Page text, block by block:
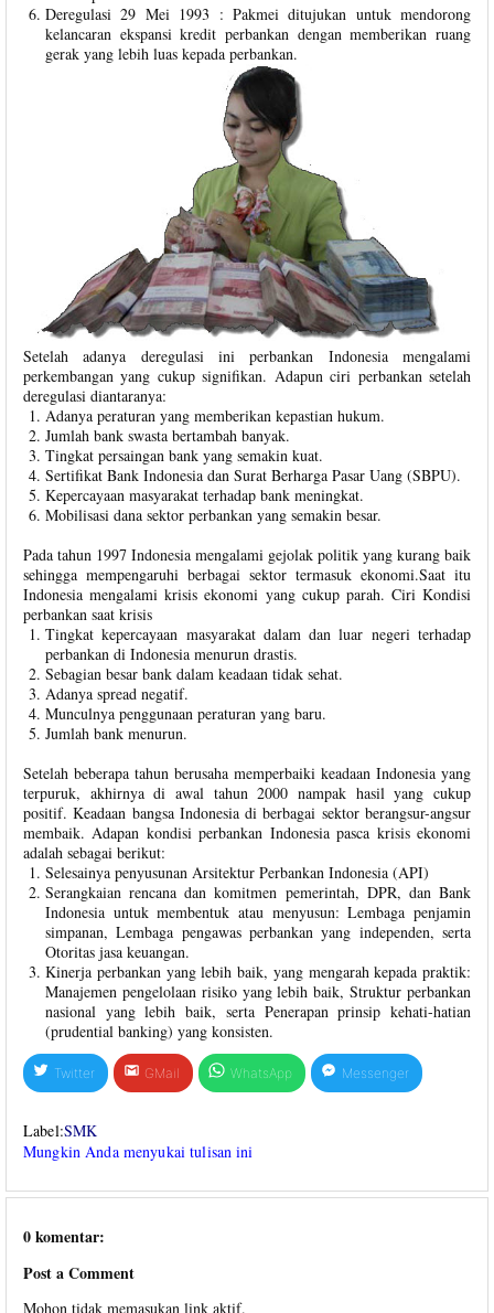
Deregulasi 29 Mei 1993 : Pakmei ditujukan untuk mendorong
kelancaran ekspansi kredit perbankan dengan memberikan ruang
gerak yang lebih luas kepada perbankan.
Setelah adanya deregulasi ini perbankan Indonesia mengalami
perkembangan yang cukup signifikan. Adapun ciri perbankan setelah
deregulasi diantaranya:
Adanya peraturan yang memberikan kepastian hukum.
Jumlah bank swasta bertambah banyak.
Tingkat persaingan bank yang semakin kuat.
Sertifikat Bank Indonesia dan Surat Berharga Pasar Uang (SBPU).
Kepercayaan masyarakat terhadap bank meningkat.
Mobilisasi dana sektor perbankan yang semakin besar.
Pada tahun 1997 Indonesia mengalami gejolak politik yang kurang baik
sehingga mempengaruhi berbagai sektor termasuk ekonomi.Saat itu
Indonesia mengalami krisis ekonomi yang cukup parah. Ciri Kondisi
perbankan saat krisis
Tingkat kepercayaan masyarakat dalam dan luar negeri terhadap
perbankan di Indonesia menurun drastis.
Sebagian besar bank dalam keadaan tidak sehat.
Adanya spread negatif.
Munculnya penggunaan peraturan yang baru.
Jumlah bank menurun.
Setelah beberapa tahun berusaha memperbaiki keadaan Indonesia yang
terpuruk, akhirnya di awal tahun 2000 nampak hasil yang cukup
positif. Keadaan bangsa Indonesia di berbagai sektor berangsur-angsur
membaik. Adapan kondisi perbankan Indonesia pasca krisis ekonomi
adalah sebagai berikut:
Selesainya penyusunan Arsitektur Perbankan Indonesia (API)
Serangkaian rencana dan komitmen pemerintah, DPR, dan Bank
Indonesia untuk membentuk atau menyusun: Lembaga penjamin
simpanan, Lembaga pengawas perbankan yang independen, serta
Otoritas jasa keuangan.
Kinerja perbankan yang lebih baik, yang mengarah kepada praktik:
Manajemen pengelolaan risiko yang lebih baik, Struktur perbankan
nasional yang lebih baik, serta Penerapan prinsip kehati-hatian
(prudential banking) yang konsisten.
Twitter GMail WhatsApp Messenger
Label:SMK
Mungkin Anda menyukai tulisan ini
0 komentar:
Post a Comment
Mohon tidak memasukan link aktif.